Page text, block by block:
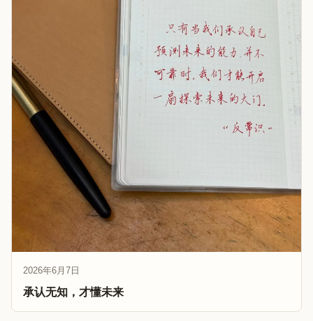
2026年6月7日
承认无知，才懂未来